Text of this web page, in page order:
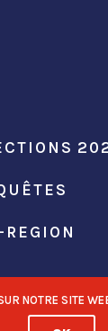
NOTRE SITE